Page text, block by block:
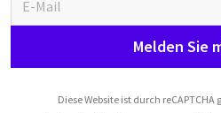
Melden Sie
Diese Website ist durch